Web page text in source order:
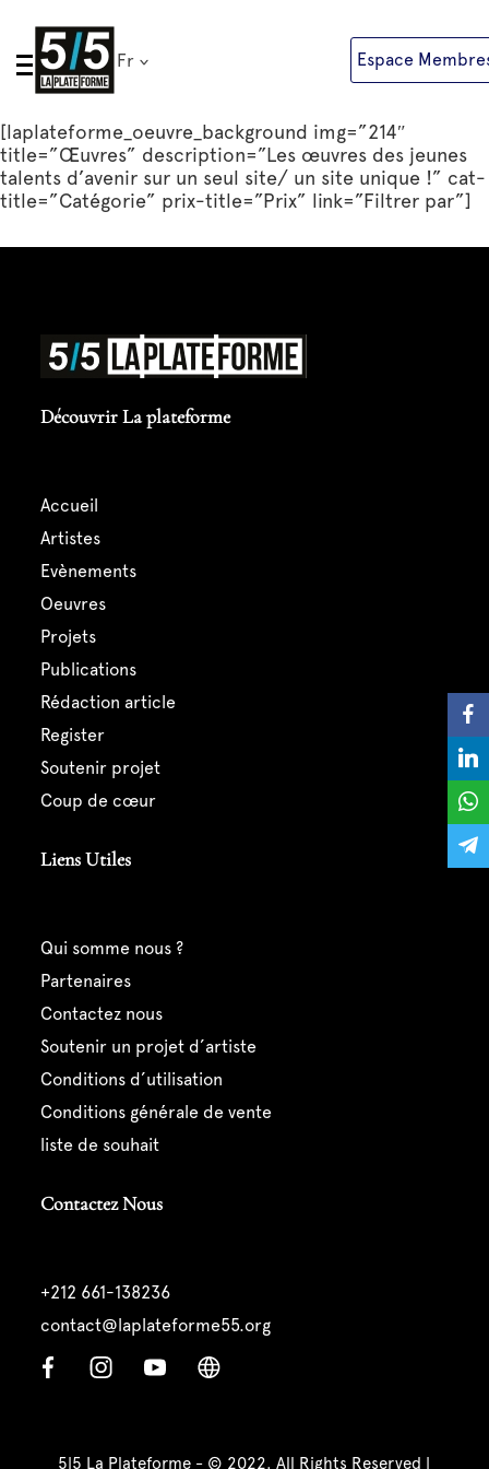
Skip
content
Fr Espace
[laplateforme_oeuvre_background img=”214″
title=”Œuvres” description=”Les œuvres des jeunes
talents d’avenir sur un seul site/ un site unique !” cat-
title=”Catégorie” prix-title=”Prix” link=”Filtrer par”]
Découvrir La plateforme
accueil
artistes
evènements
oeuvres
projets
publications
rédaction article
register
soutenir projet
coup de cœur
Liens Utiles
qui somme nous ?
partenaires
contactez nous
soutenir un projet d’artiste
conditions d’utilisation
conditions générale de vente
liste de souhait
Contactez Nous
+212 661-138236
contact@laplateforme55.org
5|5 La Plateforme - © 2022. All Rights Reserved |